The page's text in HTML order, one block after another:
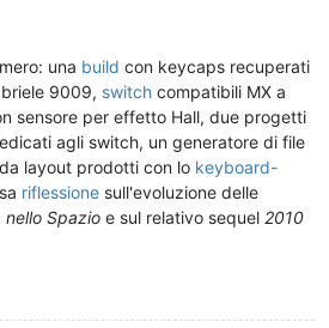
una build con keycaps recuperati
9009, switch compatibili MX a
sensore per effetto Hall, due progetti
agli switch, un generatore di file
layout prodotti con lo keyboard-
riflessione sull'evoluzione delle
nello Spazio e sul relativo sequel 2010